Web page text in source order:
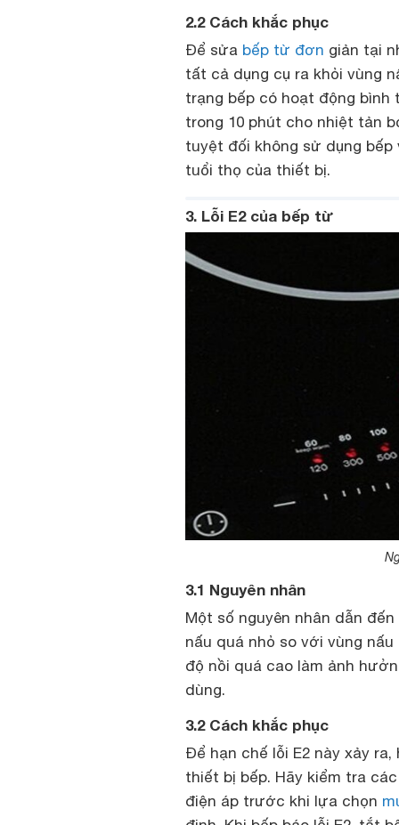
2.2 Cách khắc phục
Để sửa bếp từ đơn giản tại
tất cả dụng cụ ra khỏi vùng
trạng bếp có hoạt động bình
trong 10 phút cho nhiệt tản
tuyệt đối không sử dụng
tuổi thọ của thiết bị.
3. Lỗi E2 của bếp từ
3.1 Nguyên nhân
Một số nguyên nhân dẫn
nấu quá nhỏ so với vùng
độ nồi quá cao làm ảnh
dùng.
3.2 Cách khắc phục
Để hạn chế lỗi E2 này xảy
thiết bị bếp. Hãy kiểm tra
điện áp trước khi lựa chọn